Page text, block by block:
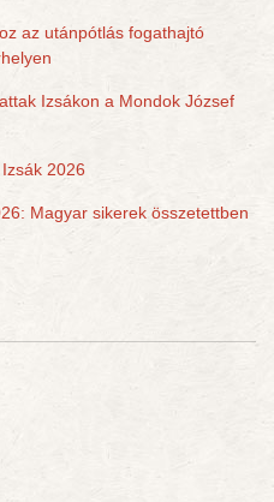
az utánpótlás fogathajtó
Izsákon a Mondok József
2026
Magyar sikerek összetettben